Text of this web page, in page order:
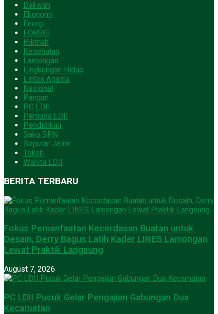
Dakwah
Ekonomi
Energi
FORSGI
Hikmah
Kesehatan
Lamongan
Lingkungan Hidup
Lintas Agama
Nasional
Pangan
PC LDII
Pemuda LDII
Pendidikan
Sako SPN
Seputar Jatim
Tokoh
Wanita LDII
BERITA TERBARU
Fokus Pemanfaatan Kecerdasan Buatan untuk
Desain, Derry Bagus Latih Kader LINES Lamongan
Lewat Praktik Langsung
August 7, 2026
PC LDII Pucuk Gelar Pengajian Gabungan Dua
Kecamatan